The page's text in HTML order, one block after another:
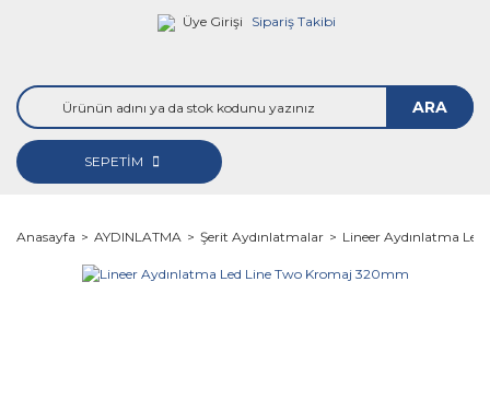
Üye Girişi Sipariş Takibi
ARA
SEPETİM
Anasayfa AYDINLATMA Şerit Aydınlatmalar Lineer Aydınlatma